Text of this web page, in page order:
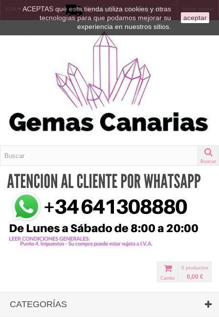
ACEPTAS que esta tienda utiliza cookies y otras
tecnologías para que podamos mejorar su
experiencia en nuestros sitios.
aceptar
EUR Iniciar sesión
Envíos desde España
Buscar
0 productos
0,00 €
Carrito
CATEGORÍAS